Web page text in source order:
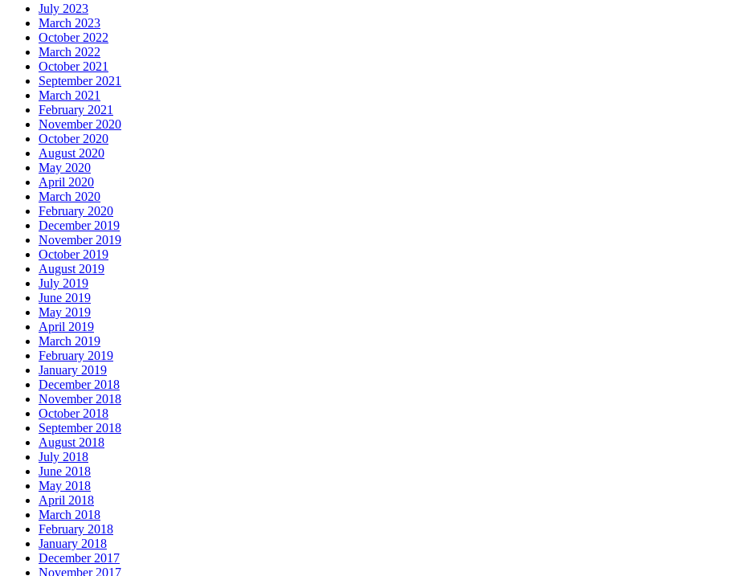
July 2023
March 2023
October 2022
March 2022
October 2021
September 2021
March 2021
February 2021
November 2020
October 2020
August 2020
May 2020
April 2020
March 2020
February 2020
December 2019
November 2019
October 2019
August 2019
July 2019
June 2019
May 2019
April 2019
March 2019
February 2019
January 2019
December 2018
November 2018
October 2018
September 2018
August 2018
July 2018
June 2018
May 2018
April 2018
March 2018
February 2018
January 2018
December 2017
November 2017